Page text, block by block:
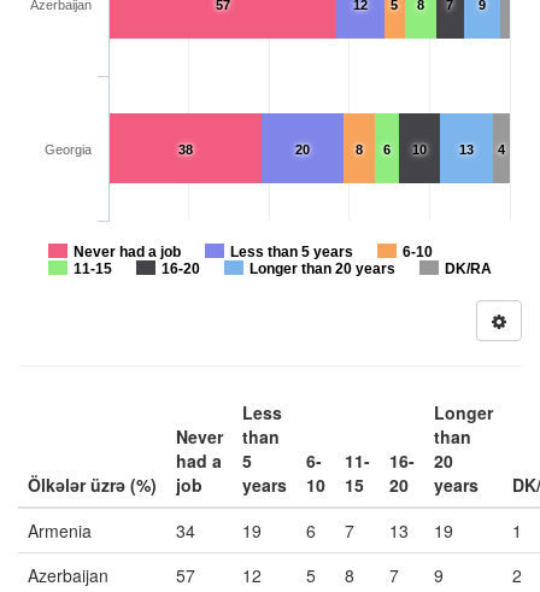
4
9
13
7
10
8
6
5
8
12
20
57
38
Never had a job Less than 5 years
6-10
11-15
16-20 Longer than 20 years DK/RA
Azerbaijan
Georgia
Ölkələr üzrə (%)
Never
had a
job
Less
than
5
years
6-
10
11-
15
16-
20
Longer
than
20
years
Armenia
34 19 6 7 13 19
1
Azerbaijan
57 12 5 8 7 9
2